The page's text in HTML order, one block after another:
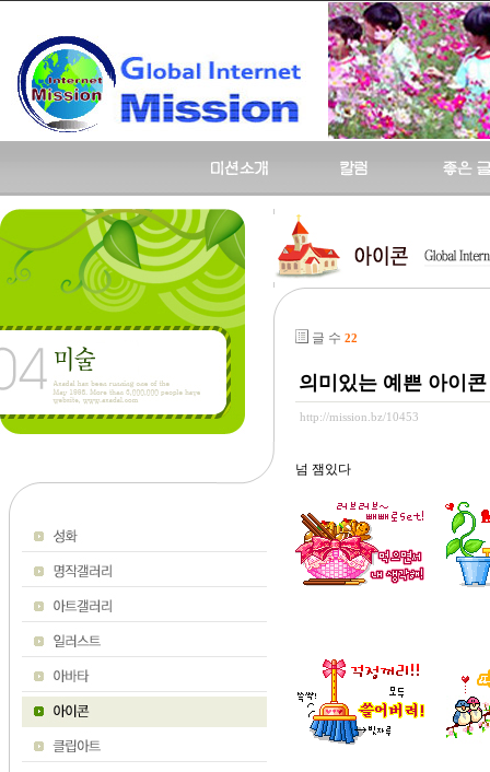
글 수 22
의미있는 예쁜 아이
http://mission.bz/10453
넘 잼있다